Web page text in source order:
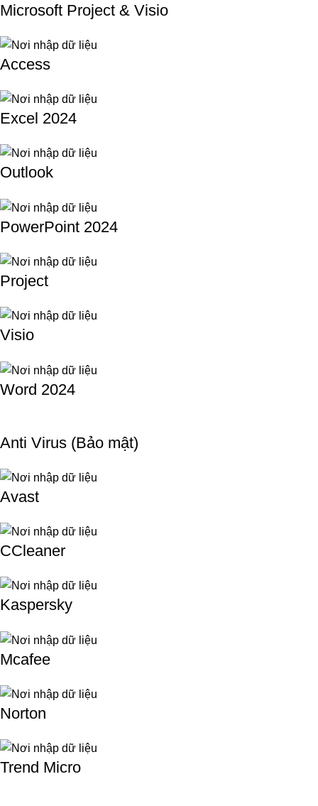
Microsoft Project & Visio
Access
Excel 2024
Outlook
PowerPoint 2024
Project
Visio
Word 2024
Anti Virus (Bảo mật)
Avast
CCleaner
Kaspersky
Mcafee
Norton
Trend Micro